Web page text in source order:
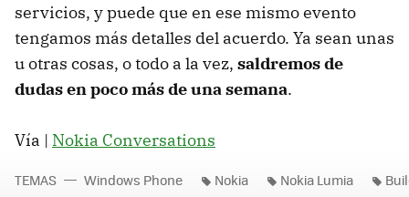
servicios, y puede que en ese mismo evento
tengamos más detalles del acuerdo. Ya sean unas
u otras cosas, o todo a la vez, saldremos de
dudas en poco más de una semana.
Vía | Nokia Conversations
TEMAS Windows Phone Nokia Nokia Lumia